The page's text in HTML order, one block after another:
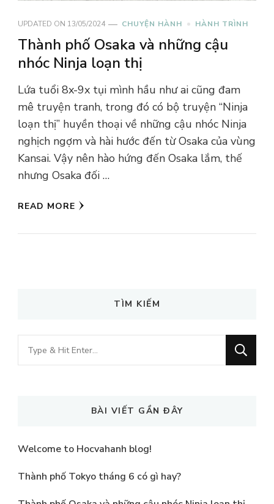
UPDATED ON 13/05/2024 CHUYỆN HÀNH HÀNH TRÌNH
Thành phố Osaka và những cậu
nhóc Ninja loạn thị
Lứa tuổi 8x-9x tụi mình hầu như ai cũng đam
mê truyện tranh, trong đó có bộ truyện “Ninja
loạn thị” huyền thoại về những cậu nhóc Ninja
nghịch ngợm và hài hước đến từ Osaka của vùng
Kansai. Vậy nên hào hứng đến Osaka lắm, thế
nhưng Osaka đối …
READ MORE
TÌM KIẾM
Looking
for
BÀI VIẾT GẦN ĐÂY
Welcome to Hocvahanh blog!
Thành phố Tokyo tháng 6 có gì hay?